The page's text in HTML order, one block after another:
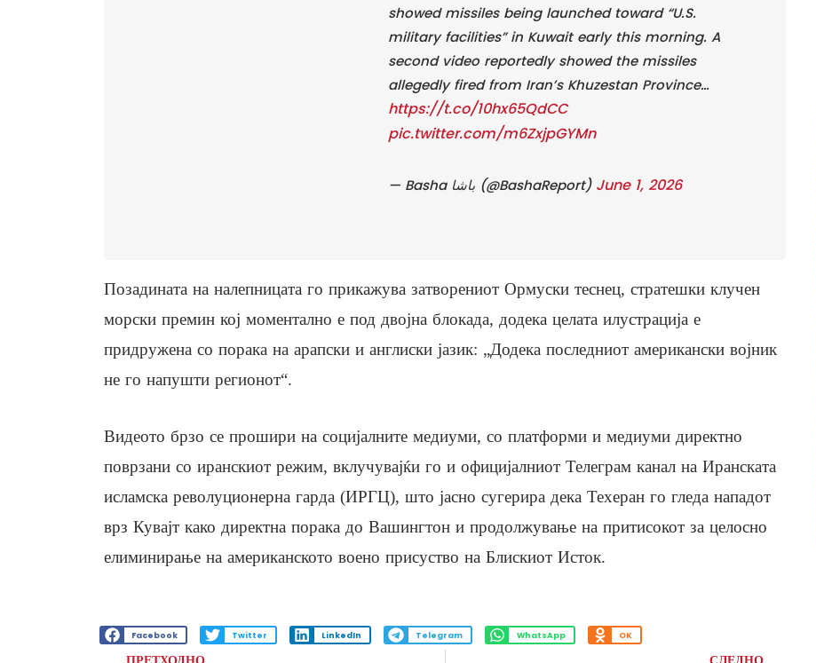
showed missiles being launched toward “U.S.
military facilities” in Kuwait early this morning. A
second video reportedly showed the missiles
allegedly fired from Iran’s Khuzestan Province…
https://t.co/10hx65QdCC
pic.twitter.com/m6ZxjpGYMn
— Basha باشا (@BashaReport) June 1, 2026
Позадината на налепницата го прикажува затворениот Ормуски теснец, стратешки клучен
морски премин кој моментално е под двојна блокада, додека целата илустрација е
придружена со порака на арапски и англиски јазик: „Додека последниот американски војник
не го напушти регионот“.
Видеото брзо се прошири на социјалните медиуми, со платформи и медиуми директно
поврзани со иранскиот режим, вклучувајќи го и официјалниот Телеграм канал на Иранската
исламска револуционерна гарда (ИРГЦ), што јасно сугерира дека Техеран го гледа нападот
врз Кувајт како директна порака до Вашингтон и продолжување на притисокот за целосно
елиминирање на американското воено присуство на Блискиот Исток.
Facebook Twitter LinkedIn Telegram WhatsApp OK